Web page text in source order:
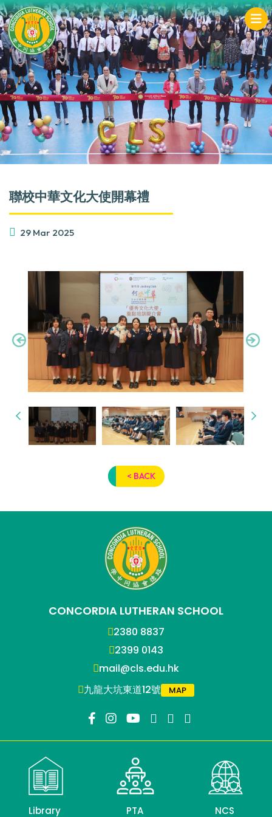
聯校中華文化大使開幕禮
29 Mar 2025
< BACK
CONCORDIA LUTHERAN SCHOOL
2380 8837
2399 0143
mail@cls.edu.hk
九龍大坑東道12號
MAP
Library PTA NCS